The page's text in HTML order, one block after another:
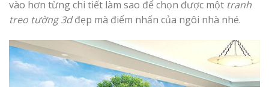
vào hơn từng chi tiết làm sao để chọn được một tranh
treo tường 3dđẹp mà điểm nhấn của ngôi nhà nhé.